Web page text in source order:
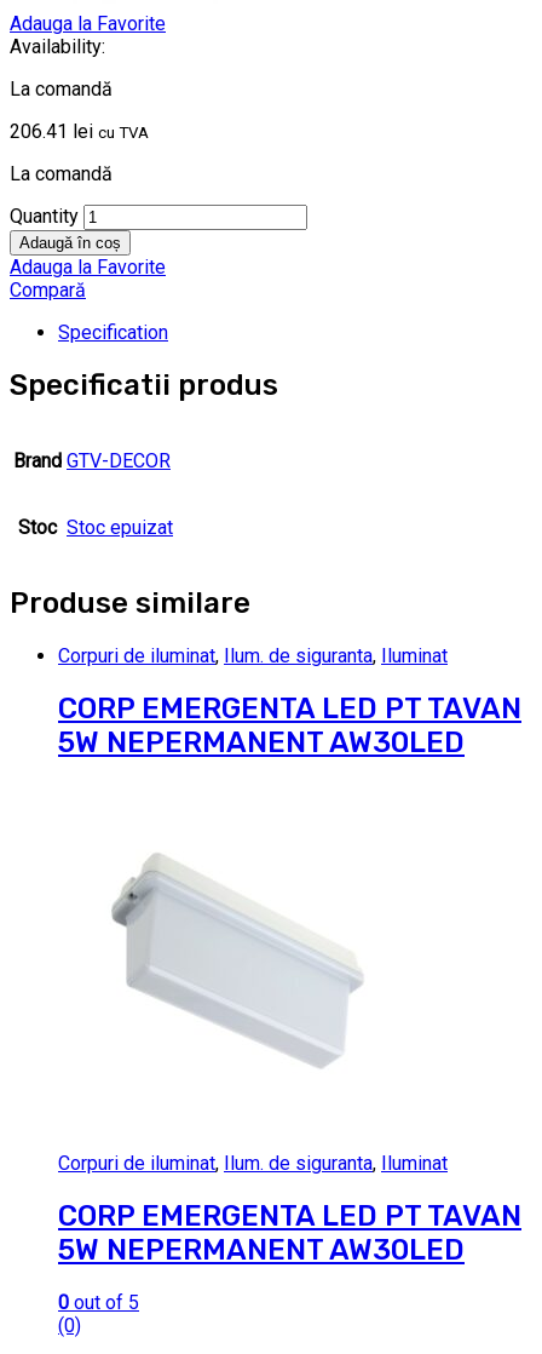
Adauga la Favorite
Availability:
La comandă
206.41 lei cu TVA
La comandă
Quantity
Adaugă în coș
Adauga la Favorite
Compară
Specification
Specificatii produs
Brand GTV-DECOR
Stoc Stoc epuizat
Produse similare
Corpuri de iluminat, Ilum. de siguranta, Iluminat
CORP EMERGENTA LED PT TAVAN
5W NEPERMANENT AW30LED
Corpuri de iluminat, Ilum. de siguranta, Iluminat
CORP EMERGENTA LED PT TAVAN
5W NEPERMANENT AW30LED
0 out of 5
(0)